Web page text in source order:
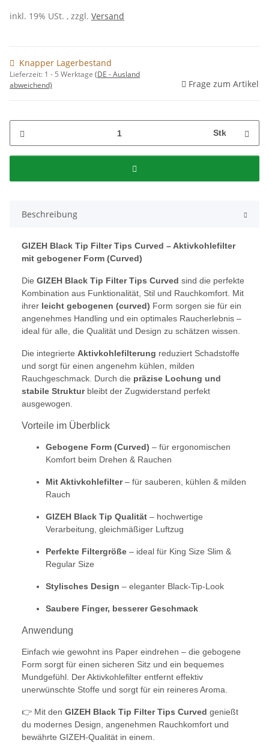
inkl. 19% USt. , zzgl. Versand
Knapper Lagerbestand
Lieferzeit: 1 - 5 Werktage (DE - Ausland
abweichend)
Frage zum Artikel
Stk
Beschreibung
GIZEH Black Tip Filter Tips Curved – Aktivkohlefilter
mit gebogener Form (Curved)
Die GIZEH Black Tip Filter Tips Curved sind die perfekte
Kombination aus Funktionalität, Stil und Rauchkomfort. Mit
ihrer leicht gebogenen (curved) Form sorgen sie für ein
angenehmes Handling und ein optimales Raucherlebnis –
ideal für alle, die Qualität und Design zu schätzen wissen.
Die integrierte Aktivkohlefilterung reduziert Schadstoffe
und sorgt für einen angenehm kühlen, milden
Rauchgeschmack. Durch die präzise Lochung und
stabile Strukturbleibt der Zugwiderstand perfekt
ausgewogen.
Vorteile im Überblick
Gebogene Form (Curved) – für ergonomischen
Komfort beim Drehen & Rauchen
Mit Aktivkohlefilter– für sauberen, kühlen & milden
Rauch
GIZEH Black Tip Qualität – hochwertige
Verarbeitung, gleichmäßiger Luftzug
Perfekte Filtergröße – ideal für King Size Slim &
Regular Size
Stylisches Design – eleganter Black-Tip-Look
Saubere Finger, besserer Geschmack
Anwendung
Einfach wie gewohnt ins Paper eindrehen – die gebogene
Form sorgt für einen sicheren Sitz und ein bequemes
Mundgefühl. Der Aktivkohlefilter entfernt effektiv
unerwünschte Stoffe und sorgt für ein reineres Aroma.
👉 Mit den GIZEH Black Tip Filter Tips Curved genießt
du modernes Design, angenehmen Rauchkomfort und
bewährte GIZEH-Qualität in einem.